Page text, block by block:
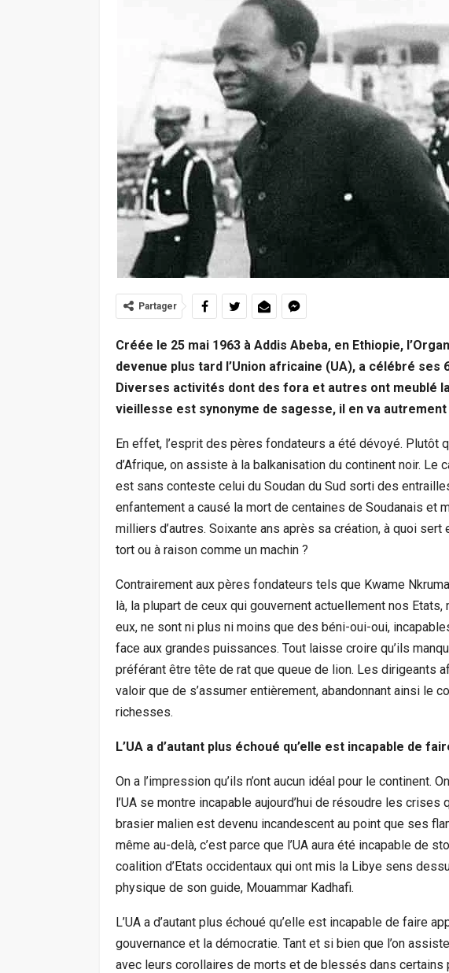
Partager
Créée le 25 mai 1963 à Addis Abeba, en Ethiopie,
devenue plus tard l’Union africaine (UA), a célébré ses
Diverses activités dont des fora et autres ont meublé
vieillesse est synonyme de sagesse, il en va autrement
En effet, l’esprit des pères fondateurs a été dévoyé. Plutôt
d’Afrique, on assiste à la balkanisation du continent noir.
est sans conteste celui du Soudan du Sud sorti des
enfantement a causé la mort de centaines de Soudanais et
milliers d’autres. Soixante ans après sa création, à quoi sert
tort ou à raison comme un machin ?
Contrairement aux pères fondateurs tels que Kwame
là, la plupart de ceux qui gouvernent actuellement nos
eux, ne sont ni plus ni moins que des béni-oui-oui,
face aux grandes puissances. Tout laisse croire qu’ils
préférant être tête de rat que queue de lion. Les dirigeants
valoir que de s’assumer entièrement, abandonnant ainsi le
richesses.
L’UA a d’autant plus échoué qu’elle est incapable de
On a l’impression qu’ils n’ont aucun idéal pour le continent.
l’UA se montre incapable aujourd’hui de résoudre les
brasier malien est devenu incandescent au point que ses
même au-delà, c’est parce que l’UA aura été incapable de
coalition d’Etats occidentaux qui ont mis la Libye sens
physique de son guide, Mouammar Kadhafi.
L’UA a d’autant plus échoué qu’elle est incapable de faire
gouvernance et la démocratie. Tant et si bien que l’on
avec leurs corollaires de morts et de blessés dans